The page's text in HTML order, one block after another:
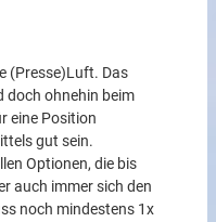
(Presse)Luft. Das
doch ohnehin beim
eine Position
gut sein.
Optionen, die bis
auch immer sich den
noch mindestens 1x